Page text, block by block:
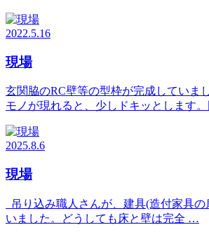
2022.5.16
現場
玄関脇のRC壁等の型枠が完成していま
モノが現れると、少しドキッとします
2025.8.6
現場
吊り込み職人さんが、建具(造付家具の
いました。どうしても床と壁は完全 …